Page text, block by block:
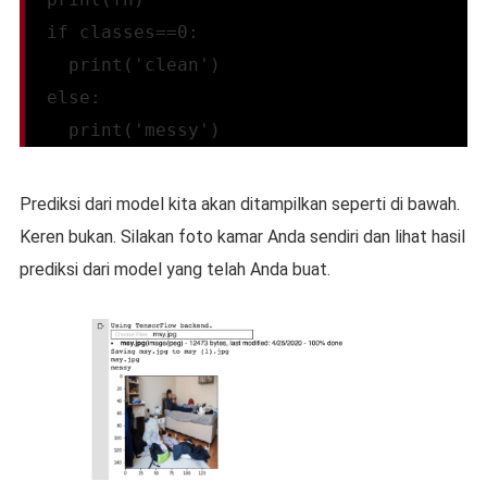
  if classes==0:
    print('clean')
  else:
    print('messy')
Prediksi dari model kita akan ditampilkan seperti di bawah.
Keren bukan. Silakan foto kamar Anda sendiri dan lihat hasil
prediksi dari model yang telah Anda buat.